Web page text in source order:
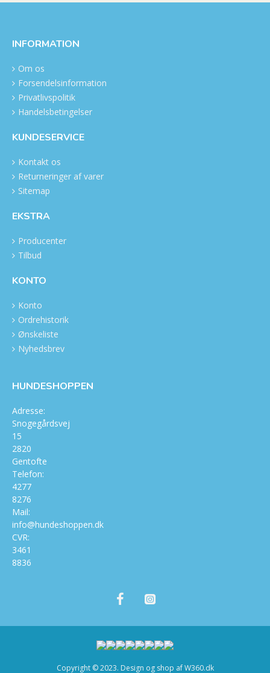
INFORMATION
Om os
Forsendelsinformation
Privatlivspolitik
Handelsbetingelser
KUNDESERVICE
Kontakt os
Returneringer af varer
Sitemap
EKSTRA
Producenter
Tilbud
KONTO
Konto
Ordrehistorik
Ønskeliste
Nyhedsbrev
HUNDESHOPPEN
Adresse:
Snogegårdsvej
15
2820
Gentofte
Telefon:
4277
8276
Mail:
info@hundeshoppen.dk
CVR:
3461
8836
Copyright © 2023. Design og shop af W360.dk